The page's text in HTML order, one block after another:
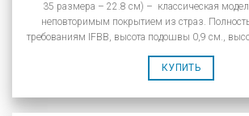
35 размера – 22.8 см) – классическая
неповторимым покрытием из страз.
требованиям IFBB, высота подошвы 0,9 см.,
КУПИТЬ